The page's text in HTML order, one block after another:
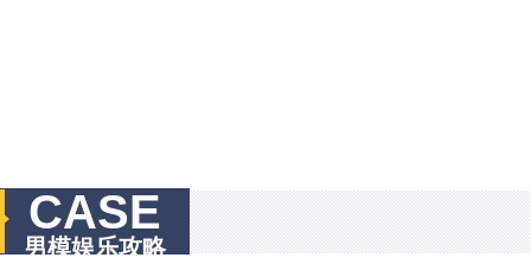
CASE
男模娱乐攻略